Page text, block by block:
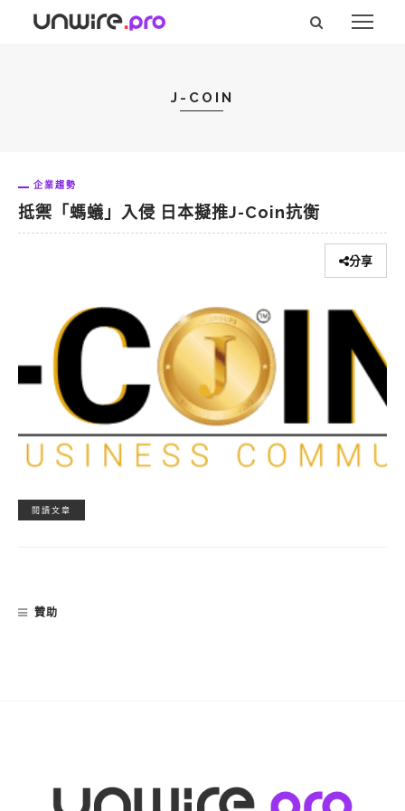
J-COIN
企業趨勢
抵禦「螞蟻」入侵 日本擬推J-Coin抗衡
分享
閱讀文章
贊助